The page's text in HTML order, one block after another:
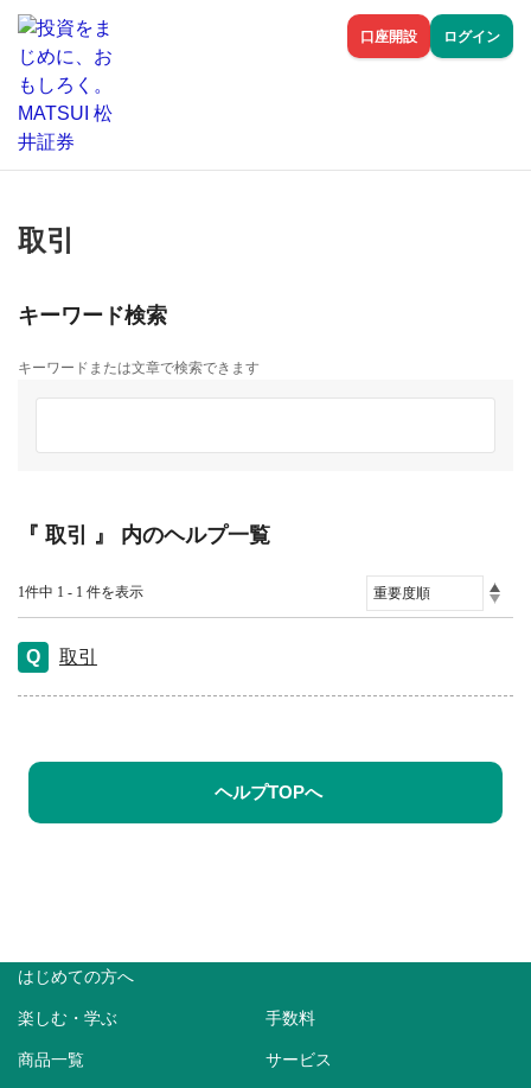
口座開設 ログイン
取引
キーワード検索
キーワードまたは文章で検索できます
『 取引 』 内のヘルプ一覧
1件中 1 - 1 件を表示
取引
ヘルプTOPへ
はじめての方へ
楽しむ・学ぶ 手数料
商品一覧 サービス